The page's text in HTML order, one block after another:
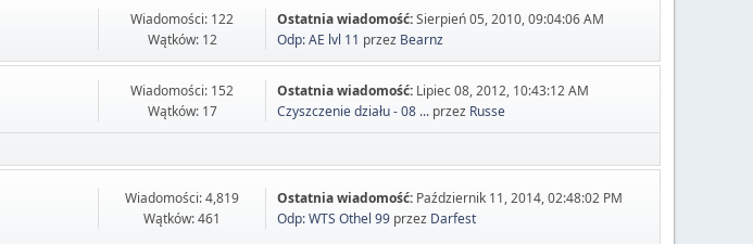
Wiadomości: 122
Wątków: 12
Ostatnia wiadomość:Sierpień 05, 2010, 09:04:06 AM
Odp: AE lvl 11 przez Bearnz
Wiadomości: 152
Wątków: 17
Ostatnia wiadomość: Lipiec 08, 2012, 10:43:12 AM
Czyszczenie działu - 08 ... przez Russe
Wiadomości: 4,819
Wątków: 461
Ostatnia wiadomość: Październik 11, 2014, 02:48:02 PM
Odp: WTS Othel 99 przez Darfest